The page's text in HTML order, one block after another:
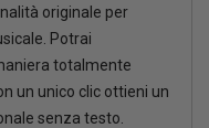
originale per
Potrai
totalmente
un unico clic ottieni un
senza testo.